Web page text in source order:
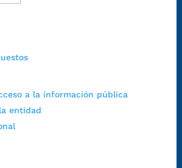
a la información pública
entidad
11 # 34-52, Bucaramanga, Santander,
Lunes a jueves de 7:00 a.m. a 12:00 m y de
/ viernes jornada continua en el horario de
con 30 minutos de descanso al medio día.
(Central):